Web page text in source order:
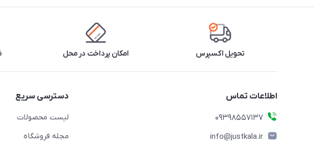
تحویل اکسپرس امکان پرداخت در محل
اطلاعات تماس
09398557137
info@justkala.ir
دسترسی سریع
لیست محصولات
مجله فروشگاه